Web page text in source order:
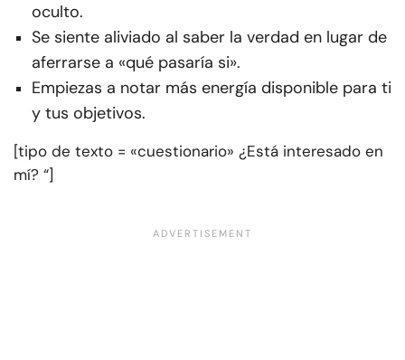
oculto.
Se siente aliviado al saber la verdad en lugar de
aferrarse a «qué pasaría si».
Empiezas a notar más energía disponible para ti
y tus objetivos.
[tipo de texto = «cuestionario» ¿Está interesado en
mí? “]